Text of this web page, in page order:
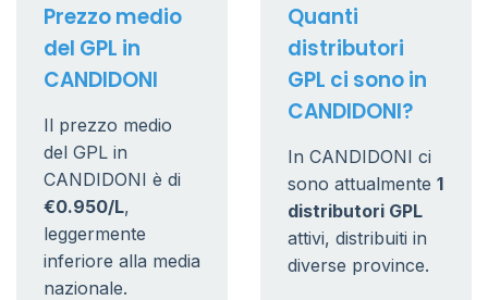
Prezzo medio
del GPL in
CANDIDONI
Il prezzo medio
del GPL in
CANDIDONI è di
€0.950/L,
leggermente
inferiore alla media
nazionale.
Quanti
distributori
GPL ci sono in
CANDIDONI?
In CANDIDONI ci
sono attualmente 1
distributori GPL
attivi, distribuiti in
diverse province.